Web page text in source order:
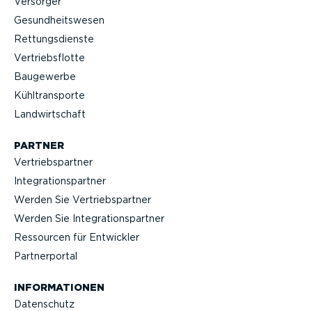
Gesund­heits­wesen
Rettungs­dienste
Vertriebs­flotte
Baugewerbe
Kühltrans­porte
Landwirt­schaft
PARTNER
Vertriebs­partner
Integra­ti­ons­partner
Werden Sie Vertriebs­partner
Werden Sie Integra­ti­ons­partner
Ressourcen für Entwickler
Partner­portal
INFOR­MA­TIONEN
Datenschutz